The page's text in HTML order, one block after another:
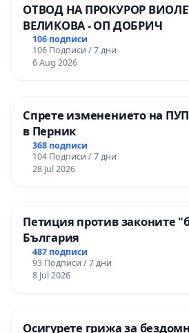
ОТВОД НА ПРОКУРОР
ВЕЛИКОВА - ОП ДОБРИЧ
106 подписи
106 Подписи / 7 дни
6 Aug 2026
Спрете изменението на
в Перник
368 подписи
104 Подписи / 7 дни
28 Jul 2026
Петиция против законите
България
487 подписи
93 Подписи / 7 дни
8 Jul 2026
Осигурете грижа за